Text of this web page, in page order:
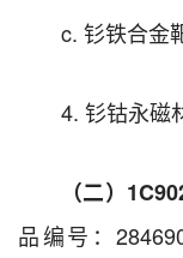
c. 钐铁合金
4. 钐钴永磁
（二）
品编号：